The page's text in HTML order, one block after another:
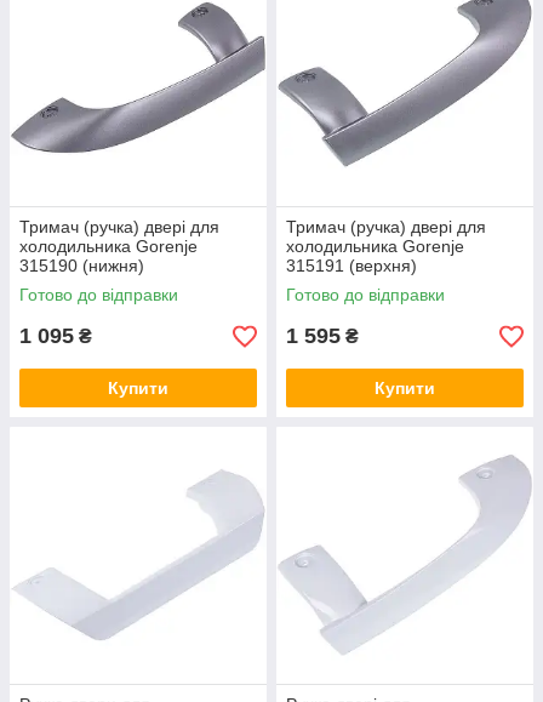
Тримач (ручка) двері для
холодильника Gorenje
315190 (нижня)
Готово до відправки
1 095 ₴
Купити
Тримач (ручка) двері для
холодильника Gorenje
315191 (верхня)
Готово до відправки
1 595 ₴
Купити